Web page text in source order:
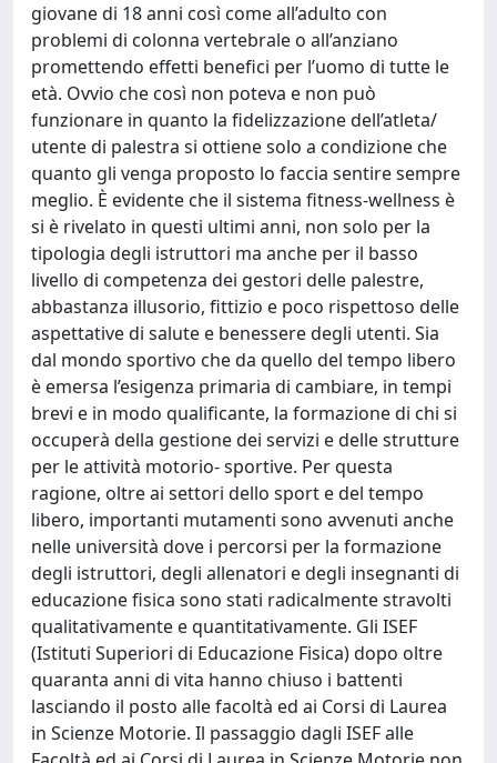
giovane di 18 anni così come all’adulto con
problemi di colonna vertebrale o all’anziano
promettendo effetti benefici per l’uomo di tutte le
età. Ovvio che così non poteva e non può
funzionare in quanto la fidelizzazione dell’atleta/
utente di palestra si ottiene solo a condizione che
quanto gli venga proposto lo faccia sentire sempre
meglio. È evidente che il sistema fitness-wellness è
si è rivelato in questi ultimi anni, non solo per la
tipologia degli istruttori ma anche per il basso
livello di competenza dei gestori delle palestre,
abbastanza illusorio, fittizio e poco rispettoso delle
aspettative di salute e benessere degli utenti. Sia
dal mondo sportivo che da quello del tempo libero
è emersa l’esigenza primaria di cambiare, in tempi
brevi e in modo qualificante, la formazione di chi si
occuperà della gestione dei servizi e delle strutture
per le attività motorio- sportive. Per questa
ragione, oltre ai settori dello sport e del tempo
libero, importanti mutamenti sono avvenuti anche
nelle università dove i percorsi per la formazione
degli istruttori, degli allenatori e degli insegnanti di
educazione fisica sono stati radicalmente stravolti
qualitativamente e quantitativamente. Gli ISEF
(Istituti Superiori di Educazione Fisica) dopo oltre
quaranta anni di vita hanno chiuso i battenti
lasciando il posto alle facoltà ed ai Corsi di Laurea
in Scienze Motorie. Il passaggio dagli ISEF alle